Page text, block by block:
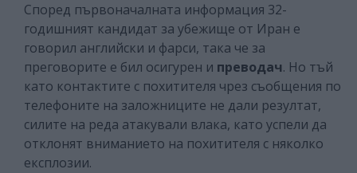
Според първоначалната информация 32-
годишният кандидат за убежище от Иран е
говорил английски и фарси, така че за
преговорите е бил осигурен и преводач. Но тъй
като контактите с похитителя чрез съобщения по
телефоните на заложниците не дали резултат,
силите на реда атакували влака, като успели да
отклонят вниманието на похитителя с няколко
експлозии.